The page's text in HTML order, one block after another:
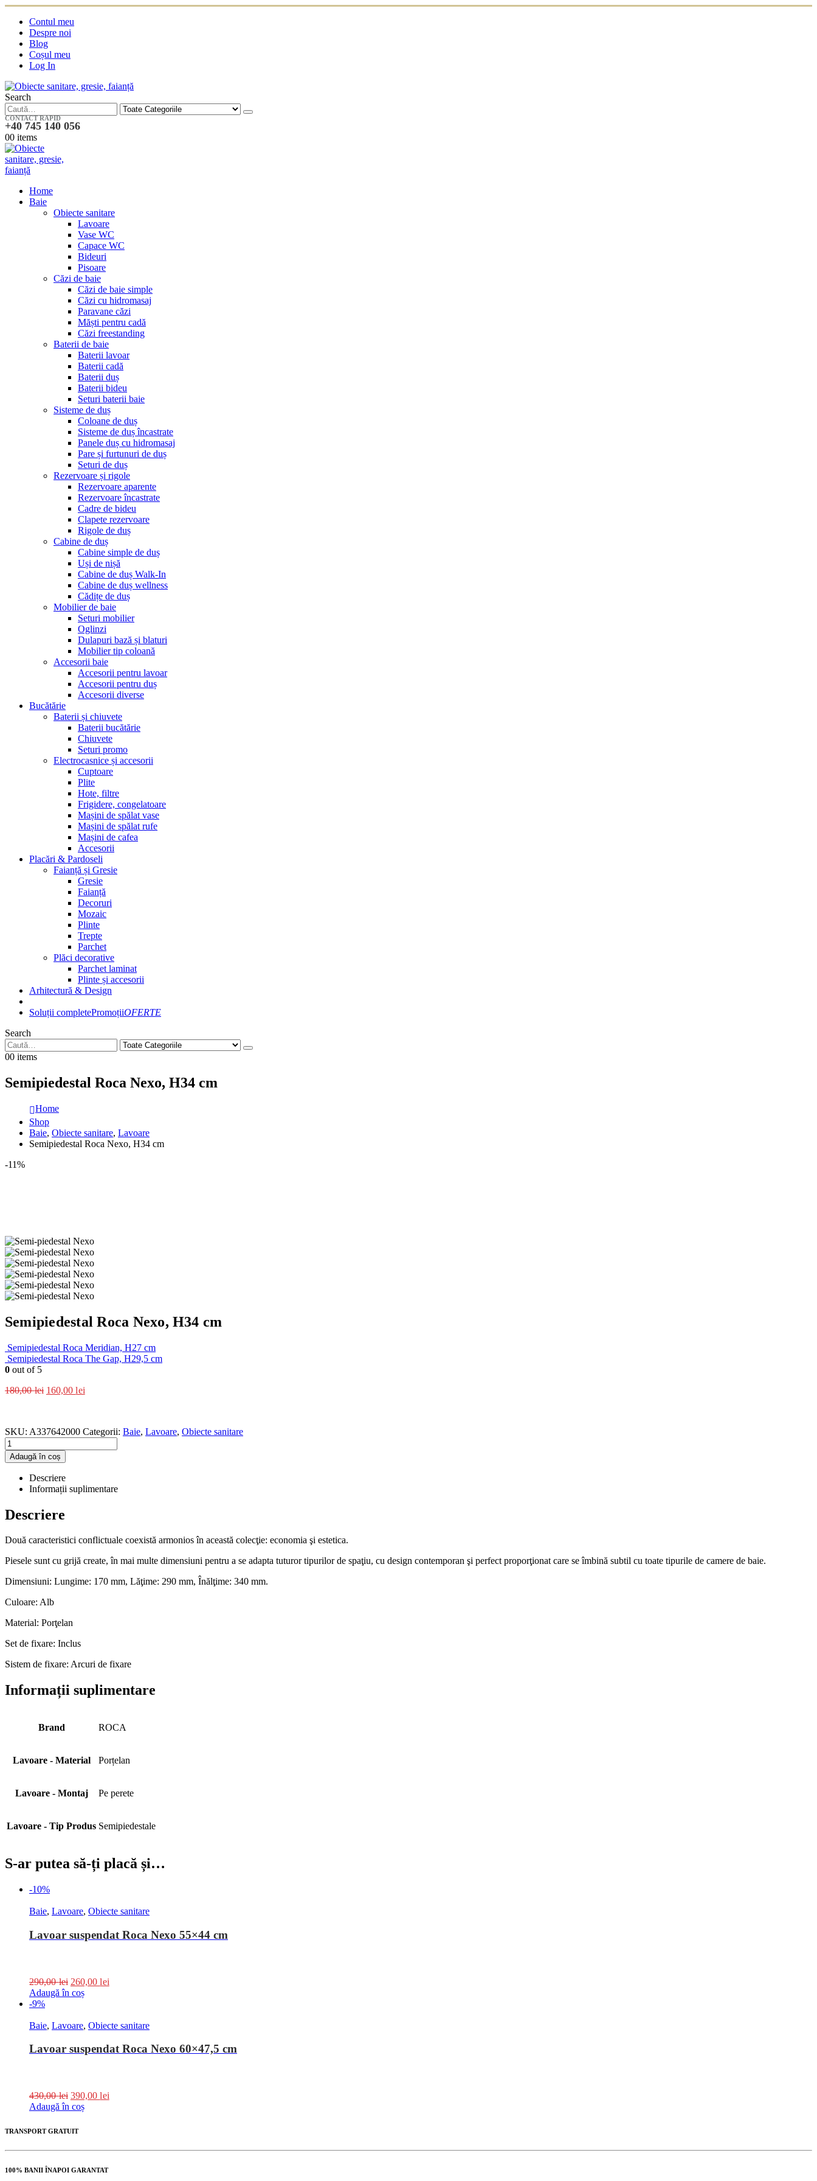
Contul meu
Despre noi
Blog
Coșul meu
Log In
Search
CONTACT RAPID
+40 745 140 056
00 items
Home
Baie
Obiecte sanitare
Lavoare
Vase WC
Capace WC
Bideuri
Pisoare
Căzi de baie
Căzi de baie simple
Căzi cu hidromasaj
Paravane căzi
Măști pentru cadă
Căzi freestanding
Baterii de baie
Baterii lavoar
Baterii cadă
Baterii duș
Baterii bideu
Seturi baterii baie
Sisteme de duș
Coloane de duș
Sisteme de duș încastrate
Panele duș cu hidromasaj
Pare și furtunuri de duș
Seturi de duș
Rezervoare și rigole
Rezervoare aparente
Rezervoare încastrate
Cadre de bideu
Clapete rezervoare
Rigole de duș
Cabine de duș
Cabine simple de duș
Uși de nișă
Cabine de duș Walk-In
Cabine de duș wellness
Cădițe de duș
Mobilier de baie
Seturi mobilier
Oglinzi
Dulapuri bază și blaturi
Mobilier tip coloană
Accesorii baie
Accesorii pentru lavoar
Accesorii pentru duș
Accesorii diverse
Bucătărie
Baterii și chiuvete
Baterii bucătărie
Chiuvete
Seturi promo
Electrocasnice și accesorii
Cuptoare
Plite
Hote, filtre
Frigidere, congelatoare
Mașini de spălat vase
Mașini de spălat rufe
Mașini de cafea
Accesorii
Placări & Pardoseli
Faianță și Gresie
Gresie
Faianță
Decoruri
Mozaic
Plinte
Trepte
Parchet
Plăci decorative
Parchet laminat
Plinte și accesorii
Arhitectură & Design
Soluții completePromoțiiOFERTE
Search
00 items
Semipiedestal Roca Nexo, H34 cm
Home
Shop
Baie, Obiecte sanitare, Lavoare
Semipiedestal Roca Nexo, H34 cm
-11%
Semipiedestal Roca Nexo, H34 cm
Semipiedestal Roca Meridian, H27 cm
Semipiedestal Roca The Gap, H29,5 cm
0 out of 5
180,00lei 160,00lei
SKU: A337642000 Categorii: Baie, Lavoare, Obiecte sanitare
Adaugă în coș
Descriere
Informații suplimentare
Descriere
Două caracteristici conflictuale coexistă armonios în această colecţie: economia şi estetica.
Piesele sunt cu grijă create, în mai multe dimensiuni pentru a se adapta tuturor tipurilor de spaţiu, cu design contemporan şi perfect proporţionat care se îmbină subtil cu toate tipurile de camere de baie.
Dimensiuni: Lungime: 170 mm, Lăţime: 290 mm, Înălţime: 340 mm.
Culoare: Alb
Material: Porţelan
Set de fixare: Inclus
Sistem de fixare: Arcuri de fixare
Informații suplimentare
Brand ROCA
Lavoare - Material Porțelan
Lavoare - Montaj Pe perete
Lavoare - Tip Produs Semipiedestale
S-ar putea să-ți placă și…
-10%
Baie, Lavoare, Obiecte sanitare
Lavoar suspendat Roca Nexo 55×44 cm
290,00lei 260,00lei
Adaugă în coș
-9%
Baie, Lavoare, Obiecte sanitare
Lavoar suspendat Roca Nexo 60×47,5 cm
430,00lei 390,00lei
Adaugă în coș
TRANSPORT GRATUIT
100% BANII ÎNAPOI GARANTAT